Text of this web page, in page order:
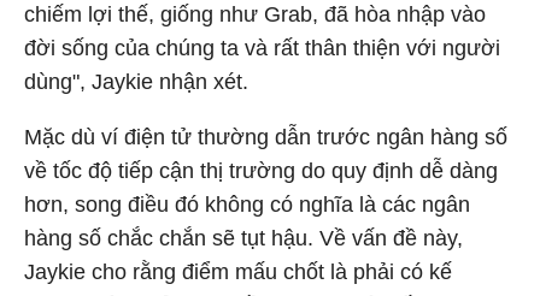
chiếm lợi thế, giống như Grab, đã hòa nhập vào
đời sống của chúng ta và rất thân thiện với người
dùng", Jaykie nhận xét.
Mặc dù ví điện tử thường dẫn trước ngân hàng số
về tốc độ tiếp cận thị trường do quy định dễ dàng
hơn, song điều đó không có nghĩa là các ngân
hàng số chắc chắn sẽ tụt hậu. Về vấn đề này,
Jaykie cho rằng điểm mấu chốt là phải có kế